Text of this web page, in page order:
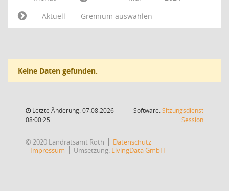
Aktuell
Gremium auswählen
Keine Daten gefunden.
Letzte Änderung: 07.08.2026
08:00:25
Software:Sitzungsdienst
Session(Wird in
© 2020 Landratsamt Roth
Datenschutz
Impressum
Umsetzung: LivingData GmbH